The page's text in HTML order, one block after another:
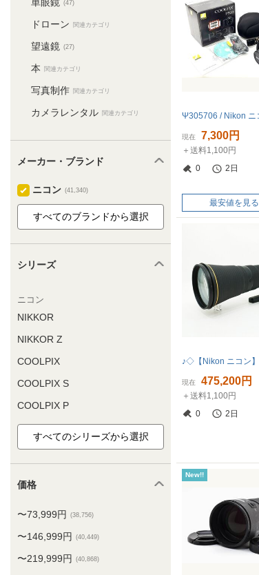
(47)
ドローン 関連カテゴリ
望遠鏡 (27)
本 関連カテゴリ
写真制作 関連カテゴリ
カメラレンタル 関連カテゴリ
メーカー・ブランド
ニコン (41,340)
シリーズ
ニコン
NIKKOR
NIKKOR Z
COOLPIX
COOLPIX S
COOLPIX P
価格
〜73,999円 (38,756)
〜146,999円 (40,449)
〜219,999円 (40,868)
現在 7,300円
＋送料1,100円
0
2日
最安値を見る
現在 475,200円
＋送料1,100円
0
2日
New!!